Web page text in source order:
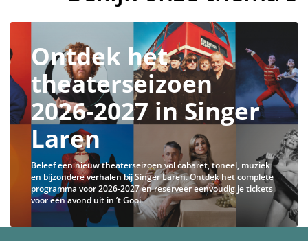
Ontdek het
theaterseizoen
2026-2027 in Singer
Laren
Beleef een nieuw theaterseizoen vol cabaret, toneel, muziek
en bijzondere verhalen bij Singer Laren. Ontdek het complete
programma voor 2026-2027 en reserveer eenvoudig je tickets
voor een avond uit in ’t Gooi.